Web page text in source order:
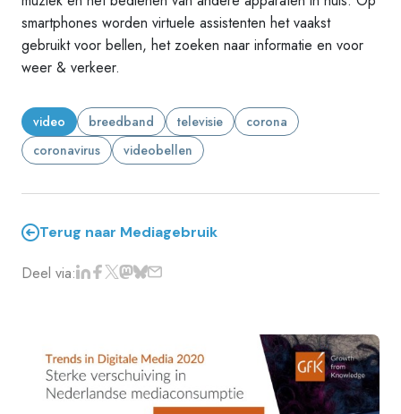
smartphones worden virtuele assistenten het vaakst
gebruikt voor bellen, het zoeken naar informatie en voor
weer & verkeer.
video breedband televisie
corona
coronavirus
videobellen
Terug naar Mediagebruik
Deel via: